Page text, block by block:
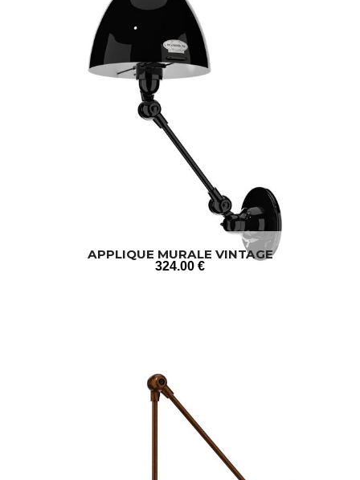
APPLIQUE MURALE VINTAGE
324.00 €